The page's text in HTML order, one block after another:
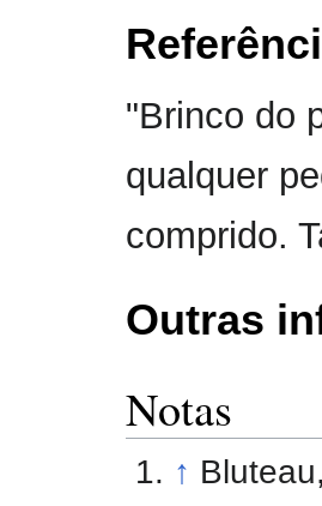
"Brinco do
qualquer
comprido.
Outras
Notas
↑